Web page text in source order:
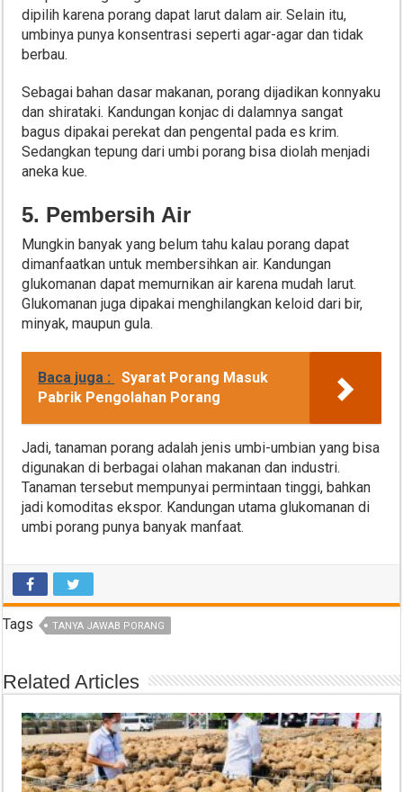
dipilih karena porang dapat larut dalam air. Selain itu,
umbinya punya konsentrasi seperti agar-agar dan tidak
berbau.
Sebagai bahan dasar makanan, porang dijadikan konnyaku
dan shirataki. Kandungan konjac di dalamnya sangat
bagus dipakai perekat dan pengental pada es krim.
Sedangkan tepung dari umbi porang bisa diolah menjadi
aneka kue.
5. Pembersih Air
Mungkin banyak yang belum tahu kalau porang dapat
dimanfaatkan untuk membersihkan air. Kandungan
glukomanan dapat memurnikan air karena mudah larut.
Glukomanan juga dipakai menghilangkan keloid dari bir,
minyak, maupun gula.
Baca juga :
Syarat Porang Masuk
Pabrik Pengolahan Porang
Jadi, tanaman porang adalah jenis umbi-umbian yang bisa
digunakan di berbagai olahan makanan dan industri.
Tanaman tersebut mempunyai permintaan tinggi, bahkan
jadi komoditas ekspor. Kandungan utama glukomanan di
umbi porang punya banyak manfaat.
Tags TANYA JAWAB PORANG
Related Articles